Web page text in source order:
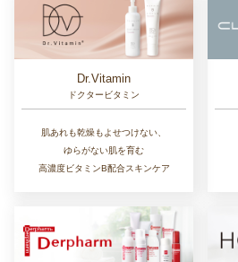
Dr.Vitamin
ドクタービタミン
肌あれも乾燥もよせつけない、
ゆらがない肌を育む
高濃度ビタミンB配合スキンケア